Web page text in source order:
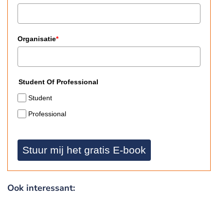
Organisatie*
Student Of Professional
Student
Professional
Stuur mij het gratis E-book
Ook interessant: